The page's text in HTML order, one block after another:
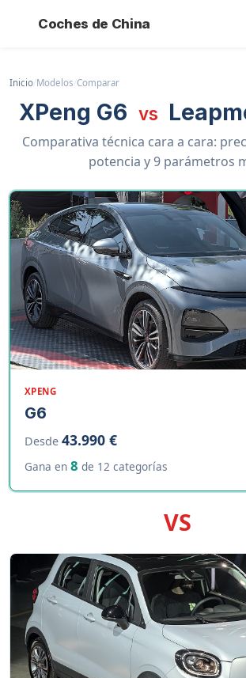
Coches de China
Inicio/Modelos/Comparar
XPeng G6 vs
Comparativa técnica cara a cara:
potencia y 9 parámetros
XPENG
G6
Desde 43.990 €
Gana en 8 de 12 categorías
VS